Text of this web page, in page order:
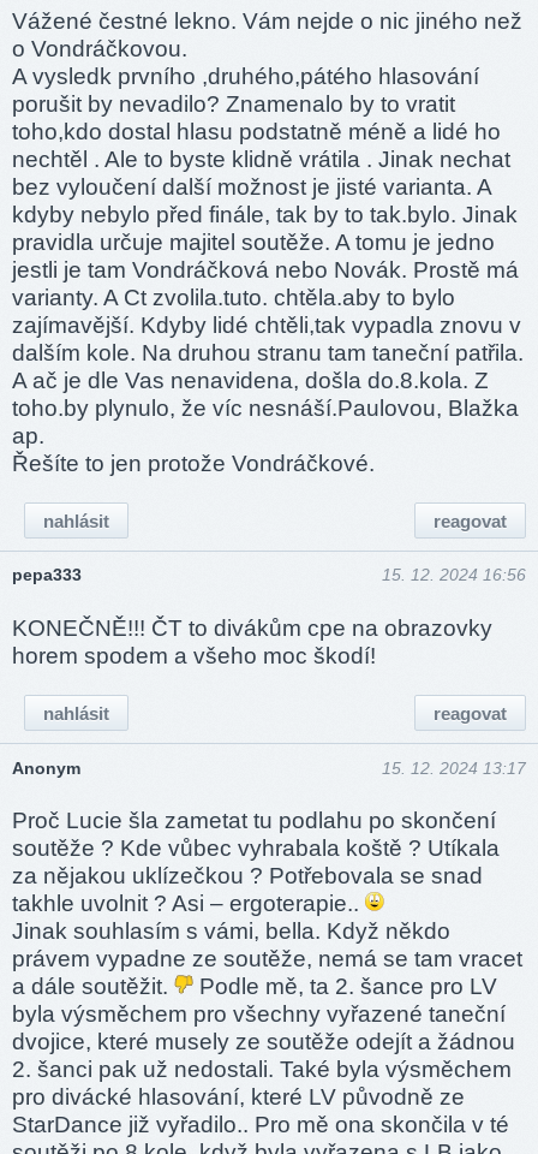
Vážené čestné lekno. Vám nejde o nic jiného než
o Vondráčkovou.
A vysledk prvního ,druhého,pátého hlasování
porušit by nevadilo? Znamenalo by to vratit
toho,kdo dostal hlasu podstatně méně a lidé ho
nechtěl . Ale to byste klidně vrátila . Jinak nechat
bez vyloučení další možnost je jisté varianta. A
kdyby nebylo před finále, tak by to tak.bylo. Jinak
pravidla určuje majitel soutěže. A tomu je jedno
jestli je tam Vondráčková nebo Novák. Prostě má
varianty. A Ct zvolila.tuto. chtěla.aby to bylo
zajímavější. Kdyby lidé chtěli,tak vypadla znovu v
dalším kole. Na druhou stranu tam taneční patřila.
A ač je dle Vas nenavidena, došla do.8.kola. Z
toho.by plynulo, že víc nesnáší.Paulovou, Blažka
ap.
Řešíte to jen protože Vondráčkové.
reagovat
nahlásit
pepa333 15. 12. 2024 16:56
KONEČNĚ!!! ČT to divákům cpe na obrazovky
horem spodem a všeho moc škodí!
reagovat
nahlásit
Anonym 15. 12. 2024 13:17
Proč Lucie šla zametat tu podlahu po skončení
soutěže ? Kde vůbec vyhrabala koště ? Utíkala
za nějakou uklízečkou ? Potřebovala se snad
takhle uvolnit ? Asi – ergoterapie..
Jinak souhlasím s vámi, bella. Když někdo
právem vypadne ze soutěže, nemá se tam vracet
a dále soutěžit.
Podle mě, ta 2. šance pro LV
byla výsměchem pro všechny vyřazené taneční
dvojice, které musely ze soutěže odejít a žádnou
2. šanci pak už nedostali. Také byla výsměchem
pro divácké hlasování, které LV původně ze
StarDance již vyřadilo.. Pro mě ona skončila v té